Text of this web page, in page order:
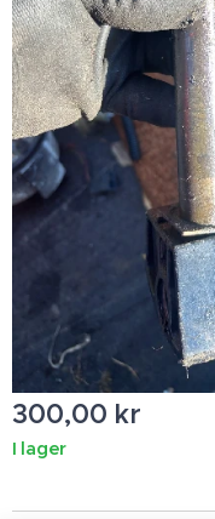
300,00 kr
I lager